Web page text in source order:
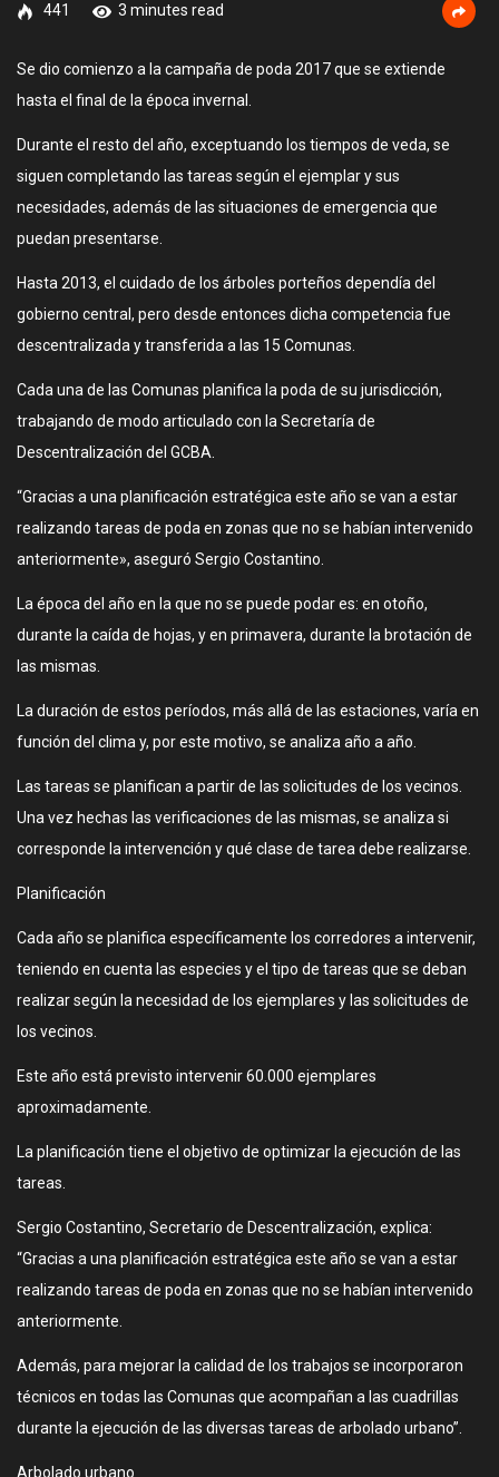
441 3 minutes read
Se dio comienzo a la campaña de poda 2017 que se extiende
hasta el final de la época invernal.
Durante el resto del año, exceptuando los tiempos de veda, se
siguen completando las tareas según el ejemplar y sus
necesidades, además de las situaciones de emergencia que
puedan presentarse.
Hasta 2013, el cuidado de los árboles porteños dependía del
gobierno central, pero desde entonces dicha competencia fue
descentralizada y transferida a las 15 Comunas.
Cada una de las Comunas planifica la poda de su jurisdicción,
trabajando de modo articulado con la Secretaría de
Descentralización del GCBA.
“Gracias a una planificación estratégica este año se van a estar
realizando tareas de poda en zonas que no se habían intervenido
anteriormente», aseguró Sergio Costantino.
La época del año en la que no se puede podar es: en otoño,
durante la caída de hojas, y en primavera, durante la brotación de
las mismas.
La duración de estos períodos, más allá de las estaciones, varía en
función del clima y, por este motivo, se analiza año a año.
Las tareas se planifican a partir de las solicitudes de los vecinos.
Una vez hechas las verificaciones de las mismas, se analiza si
corresponde la intervención y qué clase de tarea debe realizarse.
Planificación
Cada año se planifica específicamente los corredores a intervenir,
teniendo en cuenta las especies y el tipo de tareas que se deban
realizar según la necesidad de los ejemplares y las solicitudes de
los vecinos.
Este año está previsto intervenir 60.000 ejemplares
aproximadamente.
La planificación tiene el objetivo de optimizar la ejecución de las
tareas.
Sergio Costantino, Secretario de Descentralización, explica:
“Gracias a una planificación estratégica este año se van a estar
realizando tareas de poda en zonas que no se habían intervenido
anteriormente.
Además, para mejorar la calidad de los trabajos se incorporaron
técnicos en todas las Comunas que acompañan a las cuadrillas
durante la ejecución de las diversas tareas de arbolado urbano”.
Arbolado urbano